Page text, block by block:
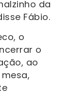
da
Fábio.
o
o
ao